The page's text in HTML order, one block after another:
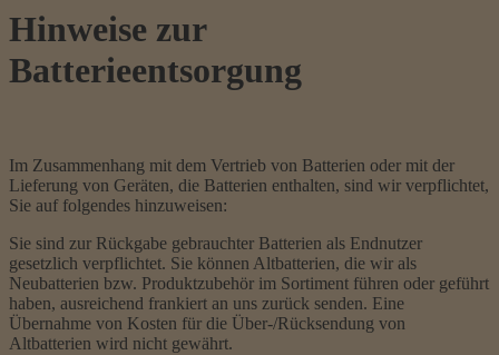
Hinweise zur
Batterieentsorgung
Im Zusammenhang mit dem Vertrieb von Batterien oder mit der
Lieferung von Geräten, die Batterien enthalten, sind wir verpflichtet,
Sie auf folgendes hinzuweisen:
Sie sind zur Rückgabe gebrauchter Batterien als Endnutzer
gesetzlich verpflichtet. Sie können Altbatterien, die wir als
Neubatterien bzw. Produktzubehör im Sortiment führen oder geführt
haben, ausreichend frankiert an uns zurück senden. Eine
Übernahme von Kosten für die Über-/Rücksendung von
Altbatterien wird nicht gewährt.